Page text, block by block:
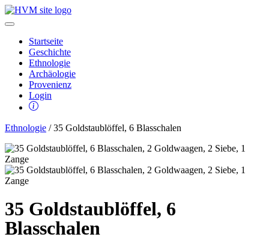
Startseite
Geschichte
Ethnologie
Archäologie
Provenienz
Login
Ethnologie / 35 Goldstaublöffel, 6 Blasschalen
35 Goldstaublöffel, 6
Blasschalen